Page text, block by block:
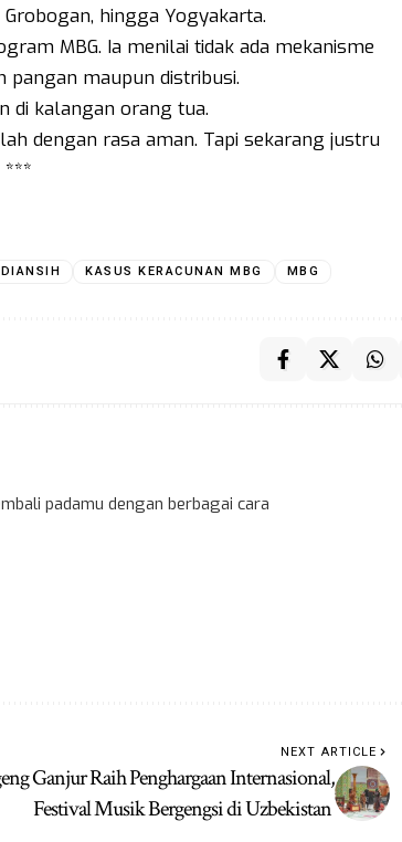
hingga Yogyakarta.
MBG. Ia menilai tidak ada mekanisme
pangan maupun distribusi.
di kalangan orang tua.
dengan rasa aman. Tapi sekarang justru
***
KASUS KERACUNAN MBG MBG
padamu dengan berbagai cara
NEXT ARTICLE
Ganjur Raih Penghargaan Internasional,
Festival Musik Bergengsi di Uzbekistan